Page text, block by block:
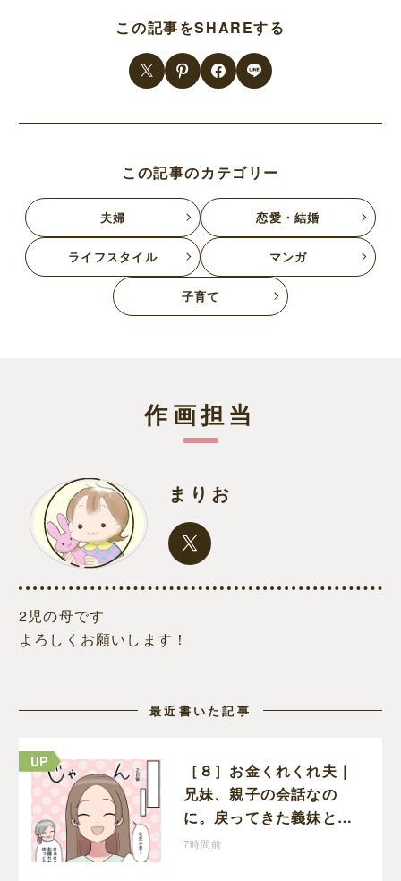
この記事をSHAREする
この記事のカテゴリー
夫婦 恋愛・結婚
ライフスタイル マンガ
子育て
作画担当
まりお
2児の母です
よろしくお願いします！
最近書いた記事
［８］お金くれくれ夫｜
兄妹、親子の会話なの
に。戻ってきた義妹と夫
や義母の様子になんだか
7時間前